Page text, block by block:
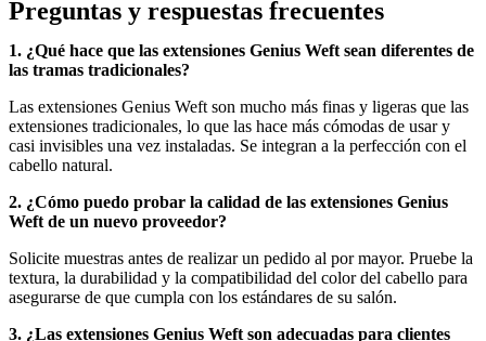
Preguntas y respuestas frecuentes
1. ¿Qué hace que las extensiones Genius Weft sean diferentes de
las tramas tradicionales?
Las extensiones Genius Weft son mucho más finas y ligeras que las
extensiones tradicionales, lo que las hace más cómodas de usar y
casi invisibles una vez instaladas. Se integran a la perfección con el
cabello natural.
2. ¿Cómo puedo probar la calidad de las extensiones Genius
Weft de un nuevo proveedor?
Solicite muestras antes de realizar un pedido al por mayor. Pruebe la
textura, la durabilidad y la compatibilidad del color del cabello para
asegurarse de que cumpla con los estándares de su salón.
3. ¿Las extensiones Genius Weft son adecuadas para clientes